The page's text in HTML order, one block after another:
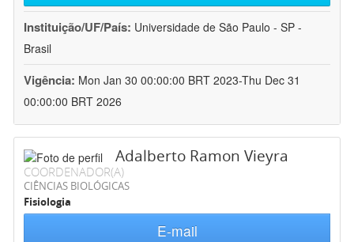
Instituição/UF/País: Universidade de São Paulo - SP -
Brasil
Vigência: Mon Jan 30 00:00:00 BRT 2023-Thu Dec 31
00:00:00 BRT 2026
Adalberto Ramon Vieyra
COORDENADOR(A)
CIÊNCIAS BIOLÓGICAS
Fisiologia
E-mail